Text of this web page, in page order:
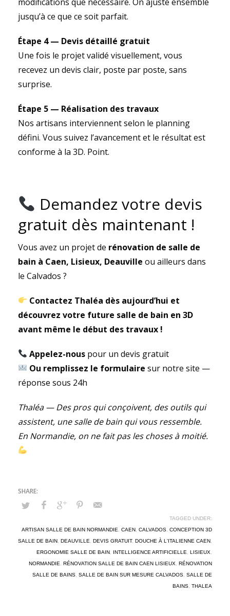
jusqu’à ce que ce soit parfait.
Étape 4 — Devis détaillé gratuit
Une fois le projet validé visuellement, vous
recevez un devis clair, poste par poste, sans
surprise.
Étape 5 — Réalisation des travaux
Nos artisans interviennent selon le planning
défini. Vous suivez l’avancement et le résultat est
conforme à la 3D. Point.
Demandez votre devis
gratuit dès maintenant !
Vous avez un projet de rénovation de salle de
bain à Caen, Lisieux, Deauville ou ailleurs dans
le Calvados ?
Contactez Thaléa dès aujourd’hui et
découvrez votre future salle de bain en 3D
avant même le début des travaux !
Appelez-nous pour un devis gratuit
Ou remplissez le formulaire sur notre site —
réponse sous 24h
Thaléa — Des pros qui conçoivent, des outils qui
assistent, une salle de bain qui vous ressemble.
En Normandie, on ne fait pas les choses à moitié.
TAGGED UNDER:
ARTISAN SALLE DE BAIN NORMANDIE
CAEN CALVADOS CONCEPTION 3D
SALLE DE BAIN DEAUVILLE DEVIS GRATUIT, DOUCHE À L'ITALIENNE CAEN
ERGONOMIE SALLE DE BAIN
INTELLIGENCE ARTIFICIELLE LISIEUX
NORMANDIE
RÉNOVATION SALLE DE BAIN CAEN LISIEUX
RÉNOVATION
SALLE DE BAINS SALLE DE BAIN SUR MESURE CALVADOS SALLE DE
BAINS THALEA